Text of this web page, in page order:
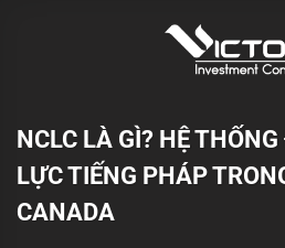
NCLC LÀ GÌ? HỆ
LỰC TIẾNG PHÁP
CANADA